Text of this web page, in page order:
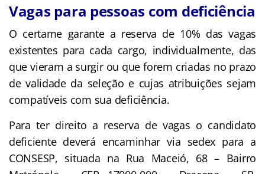
Vagas para pessoas com deficiência
O certame garante a reserva de 10% das vagas
existentes para cada cargo, individualmente, das
que vieram a surgir ou que forem criadas no prazo
de validade da seleção e cujas atribuições sejam
compatíveis com sua deficiência.
Para ter direito a reserva de vagas o candidato
deficiente deverá encaminhar via sedex para a
CONSESP, situada na Rua Maceió, 68 – Bairro